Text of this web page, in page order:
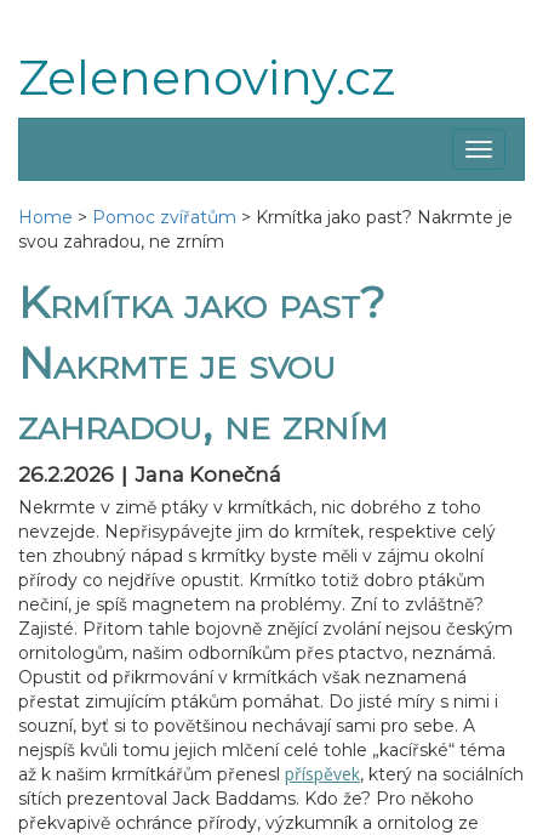
Zelenenoviny.cz
menu
Home > Pomoc zvířatům > Krmítka jako past? Nakrmte je
svou zahradou, ne zrním
Krmítka jako past?
Nakrmte je svou
zahradou, ne zrním
26.2.2026 | Jana Konečná
Nekrmte v zimě ptáky v krmítkách, nic dobrého z toho
nevzejde. Nepřisypávejte jim do krmítek, respektive celý
ten zhoubný nápad s krmítky byste měli v zájmu okolní
přírody co nejdříve opustit. Krmítko totiž dobro ptákům
nečiní, je spíš magnetem na problémy. Zní to zvláštně?
Zajisté. Přitom tahle bojovně znějící zvolání nejsou českým
ornitologům, našim odborníkům přes ptactvo, neznámá.
Opustit od přikrmování v krmítkách však neznamená
přestat zimujícím ptákům pomáhat. Do jisté míry s nimi i
souzní, byť si to povětšinou nechávají sami pro sebe. A
nejspíš kvůli tomu jejich mlčení celé tohle „kacířské“ téma
až k našim krmítkářům přenesl příspěvek, který na sociálních
sítích prezentoval Jack Baddams. Kdo že? Pro někoho
překvapivě ochránce přírody, výzkumník a ornitolog ze